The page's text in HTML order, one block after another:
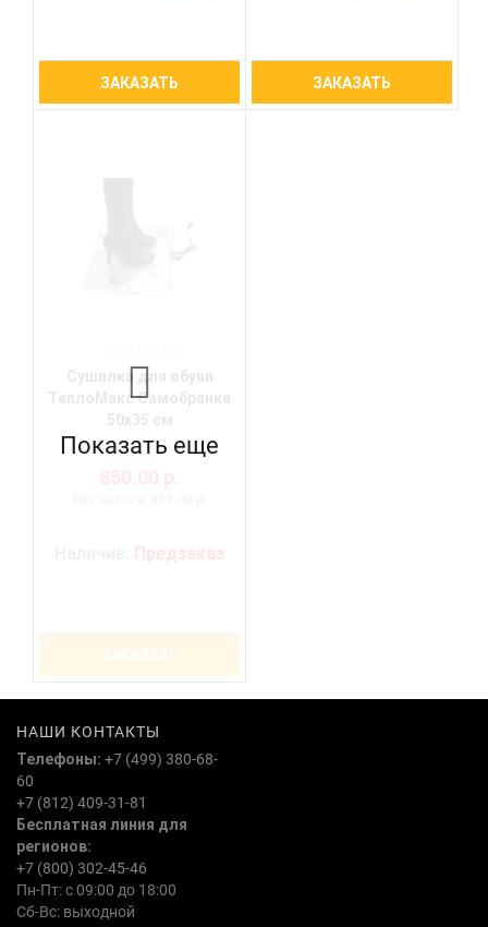
ЗАКАЗАТЬ ЗАКАЗАТЬ
ТеплоМакс Самобранка
Предзаказ
ЗАКАЗАТЬ
Показать еще
НАШИ КОНТАКТЫ
Телефоны: +7 (499) 380-68-
60
+7 (812) 409-31-81
Бесплатная линия для
регионов:
+7 (800) 302-45-46
Пн-Пт: с 09:00 до 18:00
Сб-Вс: выходной